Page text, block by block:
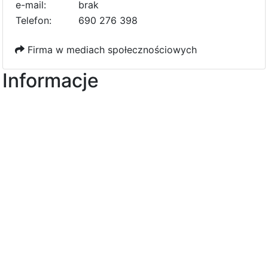
e-mail:
e
9
brak
Telefon:
690 276 398
Firma w mediach społecznościowych
Informacje